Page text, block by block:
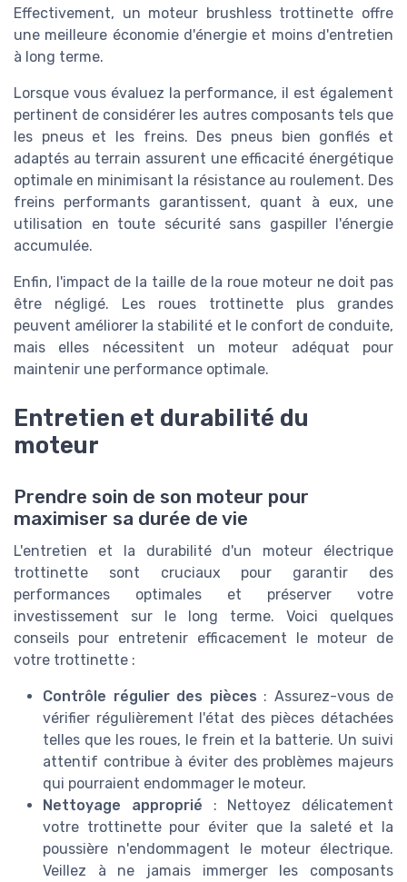
Effectivement, un moteur brushless trottinette offre
une meilleure économie d'énergie et moins d'entretien
à long terme.
Lorsque vous évaluez la performance, il est également
pertinent de considérer les autres composants tels que
les pneus et les freins. Des pneus bien gonflés et
adaptés au terrain assurent une efficacité énergétique
optimale en minimisant la résistance au roulement. Des
freins performants garantissent, quant à eux, une
utilisation en toute sécurité sans gaspiller l'énergie
accumulée.
Enfin, l'impact de la taille de la roue moteur ne doit pas
être négligé. Les roues trottinette plus grandes
peuvent améliorer la stabilité et le confort de conduite,
mais elles nécessitent un moteur adéquat pour
maintenir une performance optimale.
Entretien et durabilité du
moteur
Prendre soin de son moteur pour
maximiser sa durée de vie
L'entretien et la durabilité d'un moteur électrique
trottinette sont cruciaux pour garantir des
performances optimales et préserver votre
investissement sur le long terme. Voici quelques
conseils pour entretenir efficacement le moteur de
votre trottinette :
Contrôle régulier des pièces : Assurez-vous de
vérifier régulièrement l'état des pièces détachées
telles que les roues, le frein et la batterie. Un suivi
attentif contribue à éviter des problèmes majeurs
qui pourraient endommager le moteur.
Nettoyage approprié : Nettoyez délicatement
votre trottinette pour éviter que la saleté et la
poussière n'endommagent le moteur électrique.
Veillez à ne jamais immerger les composants